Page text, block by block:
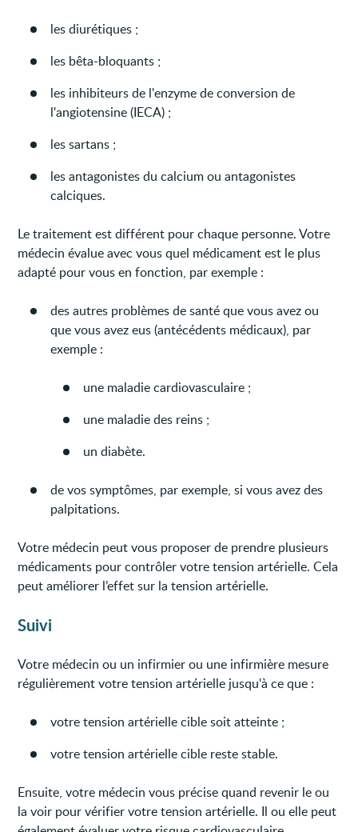
les diurétiques ;
les bêta-bloquants ;
les inhibiteurs de l'enzyme de conversion de
l'angiotensine (IECA) ;
les sartans ;
les antagonistes du calcium ou antagonistes
calciques.
Le traitement est différent pour chaque personne. Votre
médecin évalue avec vous quel médicament est le plus
adapté pour vous en fonction, par exemple :
des autres problèmes de santé que vous avez ou
que vous avez eus (antécédents médicaux), par
exemple :
une maladie cardiovasculaire ;
une maladie des reins ;
un diabète.
de vos symptômes, par exemple, si vous avez des
palpitations.
Votre médecin peut vous proposer de prendre plusieurs
médicaments pour contrôler votre tension artérielle. Cela
peut améliorer l’effet sur la tension artérielle.
Suivi
Votre médecin ou un infirmier ou une infirmière mesure
régulièrement votre tension artérielle jusqu'à ce que :
votre tension artérielle cible soit atteinte ;
votre tension artérielle cible reste stable.
Ensuite, votre médecin vous précise quand revenir le ou
la voir pour vérifier votre tension artérielle. Il ou elle peut